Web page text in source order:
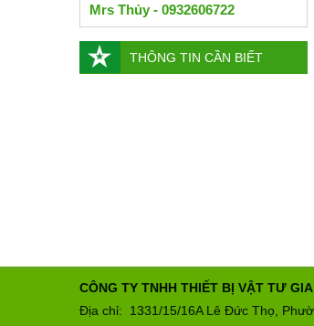
Mrs Thủy - 0932606722
THÔNG TIN CẦN BIẾT
CÔNG TY TNHH THIẾT BỊ VẬT TƯ
Địa chỉ: 1331/15/16A Lê Đức Thọ,